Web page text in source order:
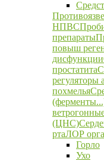
НПВС
препараты
повыш
дисфункции
простатита
регуляторы
похмелья
(ЦНС)
ртаЛОР
Горло
Ухо